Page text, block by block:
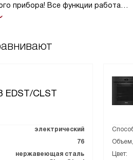
прибора! Все функции работают
помощником на моей
приготовления. Мне
о том, что я забуду о блюде в
- это просто спасение для меня.
использовать их, я была
и удобно.
EDST/CLST
электрический
76
нержавеющая сталь
Цвет: